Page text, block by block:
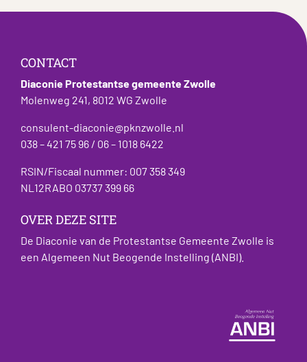
CONTACT
Diaconie Protestantse gemeente Zwolle
Molenweg 241, 8012 WG Zwolle
consulent-diaconie@pknzwolle.nl
038 – 421 75 96 / 06 – 1018 6422
RSIN/Fiscaal nummer: 007 358 349
NL12RABO 03737 399 66
OVER DEZE SITE
De Diaconie van de Protestantse Gemeente Zwolle is
een Algemeen Nut Beogende Instelling (ANBI).